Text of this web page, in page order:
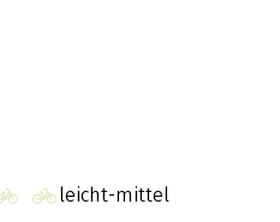
leicht-mittel